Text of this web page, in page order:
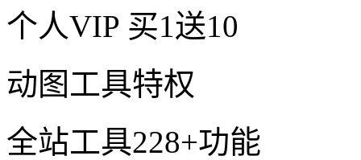
个人VIP 买1送10
动图工具特权
全站工具228+功能